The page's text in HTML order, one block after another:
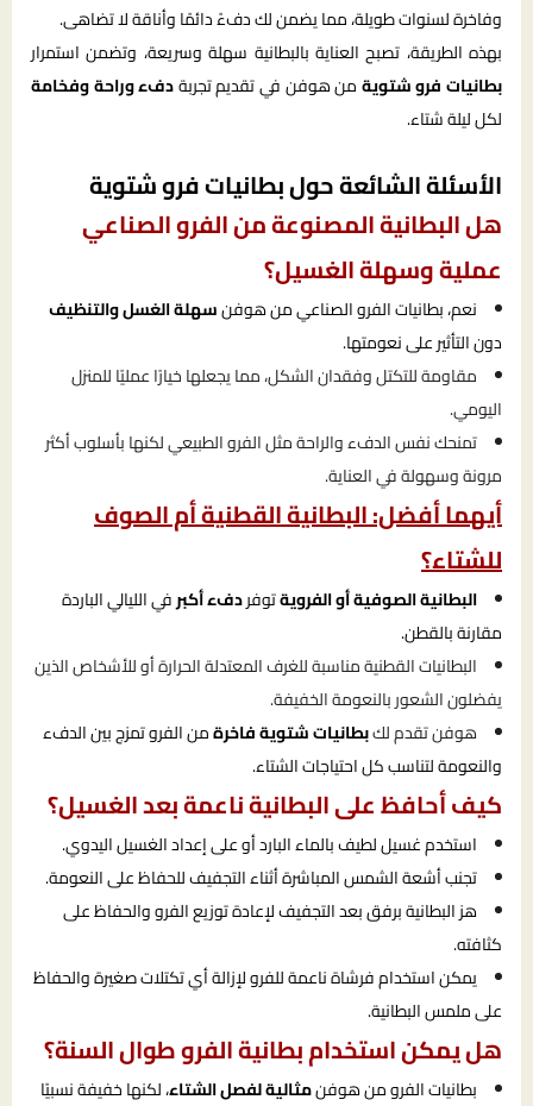
وفاخرة لسنوات طويلة، مما يضمن لك دفءً دائمًا وأناقة لا تضاهى.
بهذه الطريقة، تصبح العناية بالبطانية سهلة وسريعة، وتضمن استمرار
بطانيات فرو شتويةمن هوفن في تقديم تجربةدفء وراحة وفخامة
لكل ليلة شتاء.
الأسئلة الشائعة حول بطانيات فرو شتوية
هل البطانية المصنوعة من الفرو الصناعي
عملية وسهلة الغسيل؟
نعم، بطانيات الفرو الصناعي من هوفنسهلة الغسل والتنظيف
دون التأثير على نعومتها.
مقاومة للتكتل وفقدان الشكل، مما يجعلها خيارًا عمليًا للمنزل
اليومي.
تمنحك نفس الدفء والراحة مثل الفرو الطبيعي لكنها بأسلوب أكثر
مرونة وسهولة في العناية.
أيهما أفضل: البطانية القطنية أم الصوف
للشتاء؟
البطانية الصوفية أو الفرويةتوفردفء أكبرفي الليالي الباردة
مقارنة بالقطن.
البطانيات القطنية مناسبة للغرف المعتدلة الحرارة أو للأشخاص الذين
يفضلون الشعور بالنعومة الخفيفة.
هوفن تقدم لكبطانيات شتوية فاخرةمن الفرو تمزج بين الدفء
والنعومة لتناسب كل احتياجات الشتاء.
كيف أحافظ على البطانية ناعمة بعد الغسيل؟
استخدم غسيل لطيف بالماء البارد أو على إعداد الغسيل اليدوي.
تجنب أشعة الشمس المباشرة أثناء التجفيف للحفاظ على النعومة.
هز البطانية برفق بعد التجفيف لإعادة توزيع الفرو والحفاظ على
كثافته.
يمكن استخدام فرشاة ناعمة للفرو لإزالة أي تكتلات صغيرة والحفاظ
على ملمس البطانية.
هل يمكن استخدام بطانية الفرو طوال السنة؟
بطانيات الفرو من هوفنمثالية لفصل الشتاء، لكنها خفيفة نسبيًا